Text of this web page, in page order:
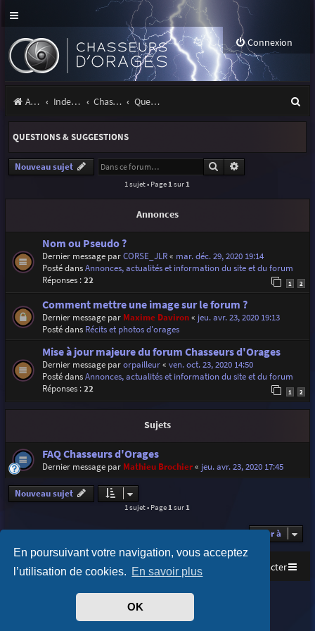
En poursuivant votre navigation, vous acceptez
l’utilisation de cookies. En savoir plus
OK
Connexion
Accueil Index du forum Chasseurs d'Orages Questions & suggestions
e
r
QUESTIONS & SUGGESTIONS
Nouveau sujet Rechercher
1 sujet • Page 1 sur 1
Annonces
Nom ou Pseudo ?
Dernier message parCORSE_JLR« mar. déc. 29, 2020 19:14
Posté dansAnnonces, actualités et information du site et du forum
Réponses :22 1 2
Comment mettre une image sur le forum ?
Dernier message par Maxime Daviron« jeu. avr. 23, 2020 19:13
Posté dans Récits et photos d'orages
Mise à jour majeure du forum Chasseurs d'Orages
Dernier message parorpailleur« ven. oct. 23, 2020 14:50
Posté dansAnnonces, actualités et information du site et du forum
Réponses :22 1 2
Sujets
FAQ Chasseurs d'Orages
Dernier message par Mathieu Brochier« jeu. avr. 23, 2020 17:45
Nouveau sujet
1 sujet • Page1sur1
Aller à
Accueil Index du forum Nous contacter
Purplexion style byIan Bradley
phpBB® Forum Software © phpBB Limited
Traduit parphpBB-fr.com